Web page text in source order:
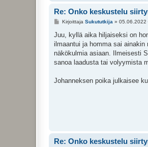
Re: Onko keskustelu
V
e
t
i
Kirjoittaja Sukututkija » 05.06.2022
Juu, kyllä aika hiljaiseksi on
ilmaantui ja homma sai
näkökulmia asiaan. Ilmeisesti
sanoa laadusta tai volyymista
Johanneksen poika julkaisee
Re: Onko keskustelu